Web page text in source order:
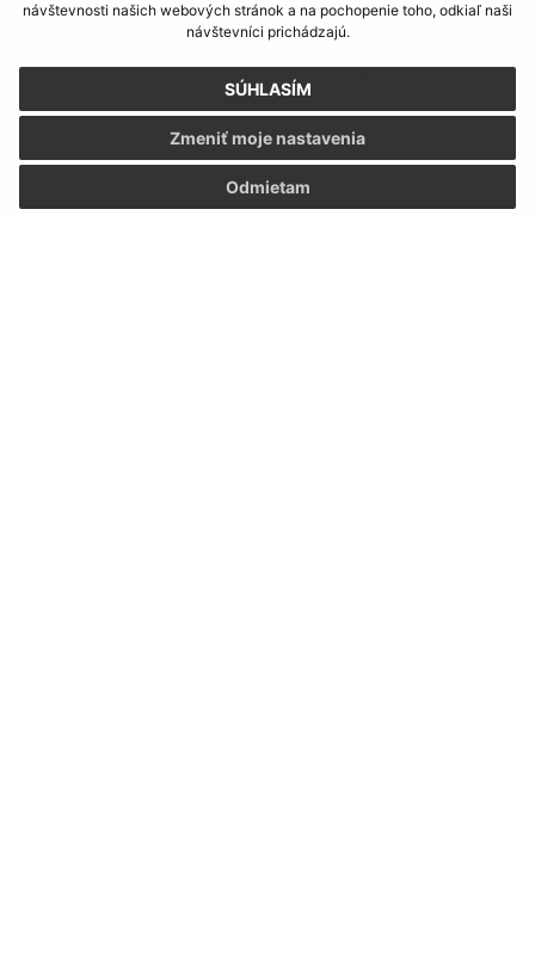
návštevnosti našich webových stránok a na pochopenie toho, odkiaľ naši
návštevníci prichádzajú.
SÚHLASÍM
Odmietam
Zmeniť moje nastavenia
Informácie o stránke:
Vyhlásenie o prístupnosti
Autorské práva
Ochrana osobných údajov
Navigácia: